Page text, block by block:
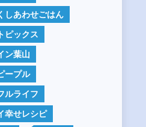
しあわせごはん
ピックス
ン葉山
ープル
ルライフ
幸せレシピ